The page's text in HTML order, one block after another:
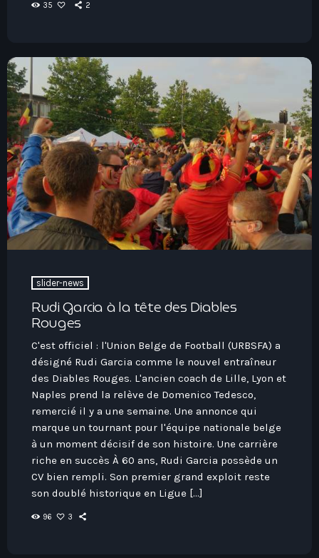
35 2
slider-news
Rudi Garcia à la tête des Diables
Rouges
C'est officiel : l'Union Belge de Football (URBSFA) a
désigné Rudi Garcia comme le nouvel entraîneur
des Diables Rouges. L'ancien coach de Lille, Lyon et
Naples prend la relève de Domenico Tedesco,
remercié il y a une semaine. Une annonce qui
marque un tournant pour l'équipe nationale belge
à un moment décisif de son histoire. Une carrière
riche en succès À 60 ans, Rudi Garcia possède un
CV bien rempli. Son premier grand exploit reste
son doublé historique en Ligue […]
96 3